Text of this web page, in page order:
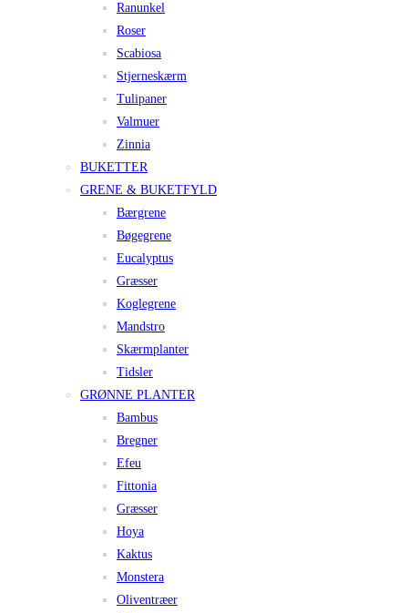
Ranunkel
Roser
Scabiosa
Stjerneskærm
Tulipaner
Valmuer
Zinnia
BUKETTER
GRENE & BUKETFYLD
Bærgrene
Bøgegrene
Eucalyptus
Græsser
Koglegrene
Mandstro
Skærmplanter
Tidsler
GRØNNE PLANTER
Bambus
Bregner
Efeu
Fittonia
Græsser
Hoya
Kaktus
Monstera
Oliventræer